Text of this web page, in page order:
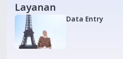
Layanan
Data Entry